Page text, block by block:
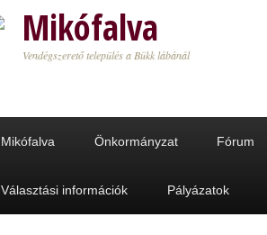
Mikófalva
Vendégszerető település a Bükk lábánál
Mikófalva Önkormányzat Fórum
Választási információk Pályázatok